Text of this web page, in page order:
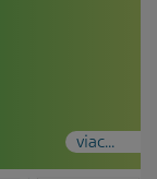
viac...